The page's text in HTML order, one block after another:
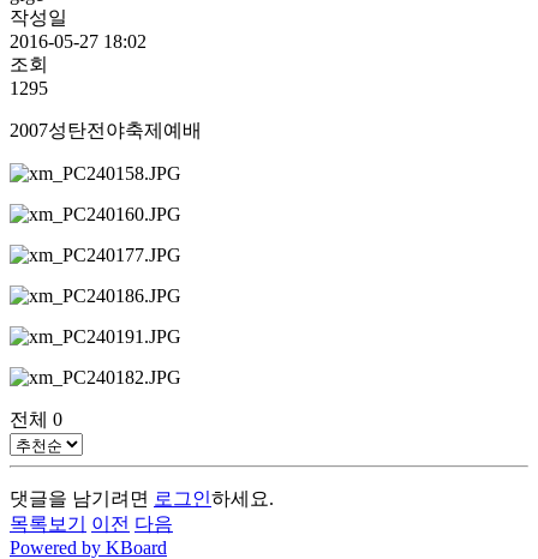
작성일
2016-05-27 18:02
조회
1295
2007성탄전야축제예배
전체 0
댓글을 남기려면 로그인하세요.
목록보기
이전 다음
Powered by KBoard